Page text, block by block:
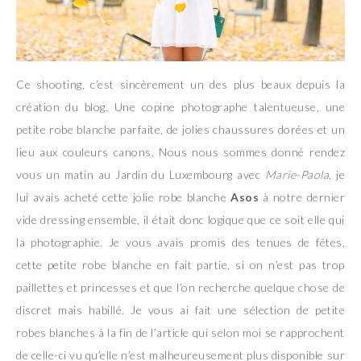
Ce shooting, c’est sincèrement un des plus beaux depuis la
création du blog. Une copine photographe talentueuse, une
petite robe blanche parfaite, de jolies chaussures dorées et un
lieu aux couleurs canons. Nous nous sommes donné rendez
vous un matin au Jardin du Luxembourg avec Marie-Paola , je
lui avais acheté cette jolie robe blancheAsos à notre dernier
vide dressing ensemble, il était donc logique que ce soit elle qui
la photographie. Je vous avais promis des tenues de fêtes,
cette petite robe blanche en fait partie, si on n’est pas trop
paillettes et princesses et que l’on recherche quelque chose de
discret mais habillé. Je vous ai fait une sélection de petite
robes blanches à la fin de l’article qui selon moi se rapprochent
de celle-ci vu qu’elle n’est malheureusement plus disponible sur